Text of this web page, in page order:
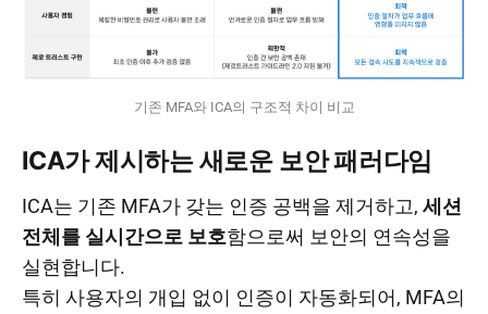
기존 MFA와 ICA의 구조적 차이 비교
ICA가 제시하는 새로운 보안 패러다임
ICA는 기존 MFA가 갖는 인증 공백을 제거하고, 세션
전체를 실시간으로 보호함으로써 보안의 연속성을
실현합니다.
특히 사용자의 개입 없이 인증이 자동화되어, MFA의